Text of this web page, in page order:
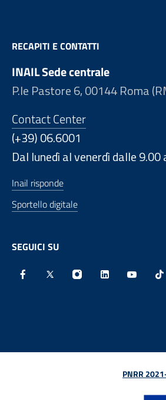
RECAPITI E CONTATTI
INAIL Sede centrale
P.le Pastore 6, 00144 Roma
Contact Center
(+39) 06.6001
Dal lunedì al venerdì dalle
Inail risponde
Sportello digitale
SEGUICI SU
PNRR